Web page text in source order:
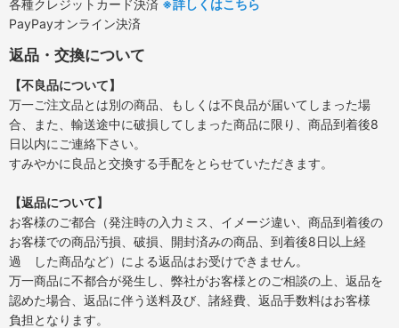
各種クレジットカード決済 ※詳しくはこちら
PayPayオンライン決済
返品・交換について
【不良品について】
万一ご注文品とは別の商品、もしくは不良品が届いてしまった場
合、また、輸送途中に破損してしまった商品に限り、商品到着後8
日以内にご連絡下さい。
すみやかに良品と交換する手配をとらせていただきます。
【返品について】
お客様のご都合（発注時の入力ミス、イメージ違い、商品到着後の
お客様での商品汚損、破損、開封済みの商品、到着後8日以上経
過 した商品など）による返品はお受けできません。
万一商品に不都合が発生し、弊社がお客様とのご相談の上、返品を
認めた場合、返品に伴う送料及び、諸経費、返品手数料はお客様
負担となります。